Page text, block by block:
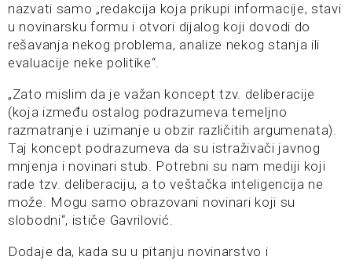
nazvati samo „redakcija koja prikupi informacije, stavi
u novinarsku formu i otvori dijalog koji dovodi do
rešavanja nekog problema, analize nekog stanja ili
evaluacije neke politike“.
„Zato mislim da je važan koncept tzv. deliberacije
(koja između ostalog podrazumeva temeljno
razmatranje i uzimanje u obzir različitih argumenata).
Taj koncept podrazumeva da su istraživači javnog
mnjenja i novinari stub. Potrebni su nam mediji koji
rade tzv. deliberaciju, a to veštačka inteligencija ne
može. Mogu samo obrazovani novinari koji su
slobodni“, ističe Gavrilović.
Dodaje da, kada su u pitanju novinarstvo i